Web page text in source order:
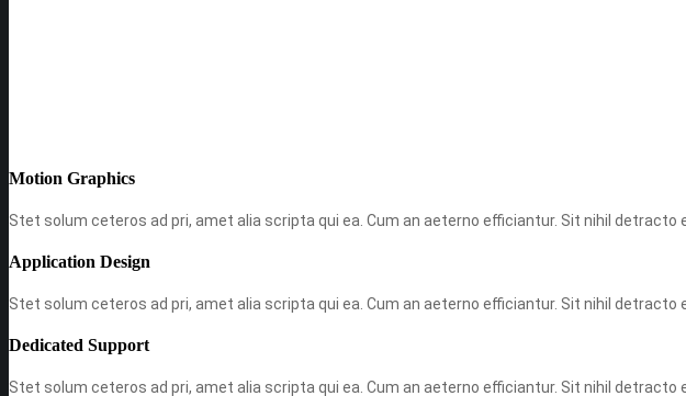
Motion Graphics
Stet solum ceteros ad pri, amet alia scripta qui ea. Cum an aeterno efficiantur. Sit nihil
Application Design
Stet solum ceteros ad pri, amet alia scripta qui ea. Cum an aeterno efficiantur. Sit nihil
Dedicated Support
Stet solum ceteros ad pri, amet alia scripta qui ea. Cum an aeterno efficiantur. Sit nihil